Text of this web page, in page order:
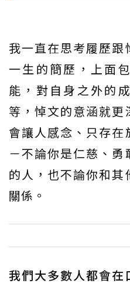
我一直在思考履歷
一生的簡歷，上面
能，對自身之外的
等，悼文的意涵就
會讓人感念、只存在
－不論你是仁慈、
的人，也不論你和
關係。
我們大多數人都會在